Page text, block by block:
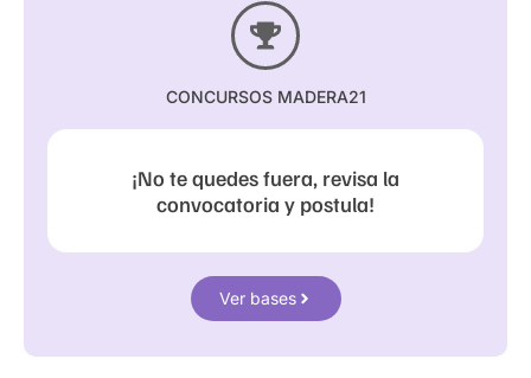
CONCURSOS MADERA21
¡No te quedes fuera, revisa la
convocatoria y postula!
Ver bases